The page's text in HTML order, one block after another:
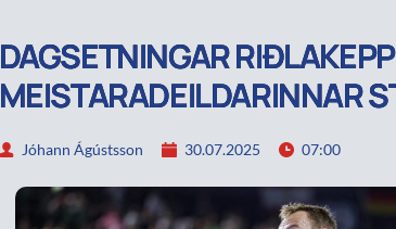
DAGSETNINGAR
MEISTARADEILDARINNAR
Jóhann Ágústsson 30.07.2025 07:00